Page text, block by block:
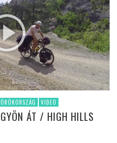
VIDEO
ÁT / HIGH HILLS